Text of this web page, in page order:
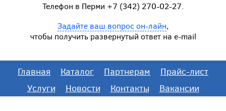
Телефон в Перми +7 (342) 270-02-27.
Задайте ваш вопрос он-лайн,
чтобы получить развернутый ответ на e-mail
Главная Каталог Партнерам
Прайс-лист
Услуги
Новости Контакты Вакансии